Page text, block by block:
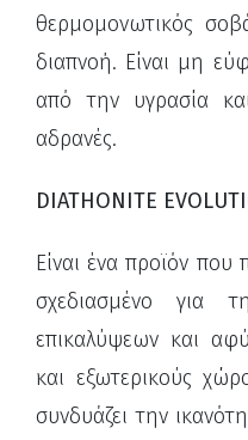
θερμομονωτικός
διαπνοή. Είναι μη
από την υγρασία
αδρανές.
DIATHONITE
Είναι ένα προϊόν
σχεδιασμένο για
επικαλύψεων και
και εξωτερικούς
συνδυάζει την